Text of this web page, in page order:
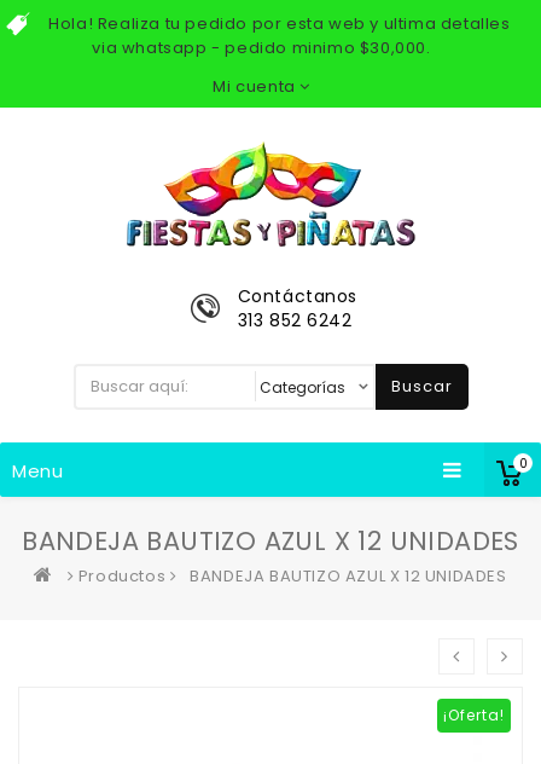
Hola! Realiza tu pedido por esta web y ultima detalles
via whatsapp - pedido minimo $30,000.
Mi cuenta
0
Contáctanos
313 852 6242
Buscar
Menu
BANDEJA BAUTIZO AZUL X 12 UNIDADES
Productos BANDEJA BAUTIZO AZUL X 12 UNIDADES
¡Oferta!